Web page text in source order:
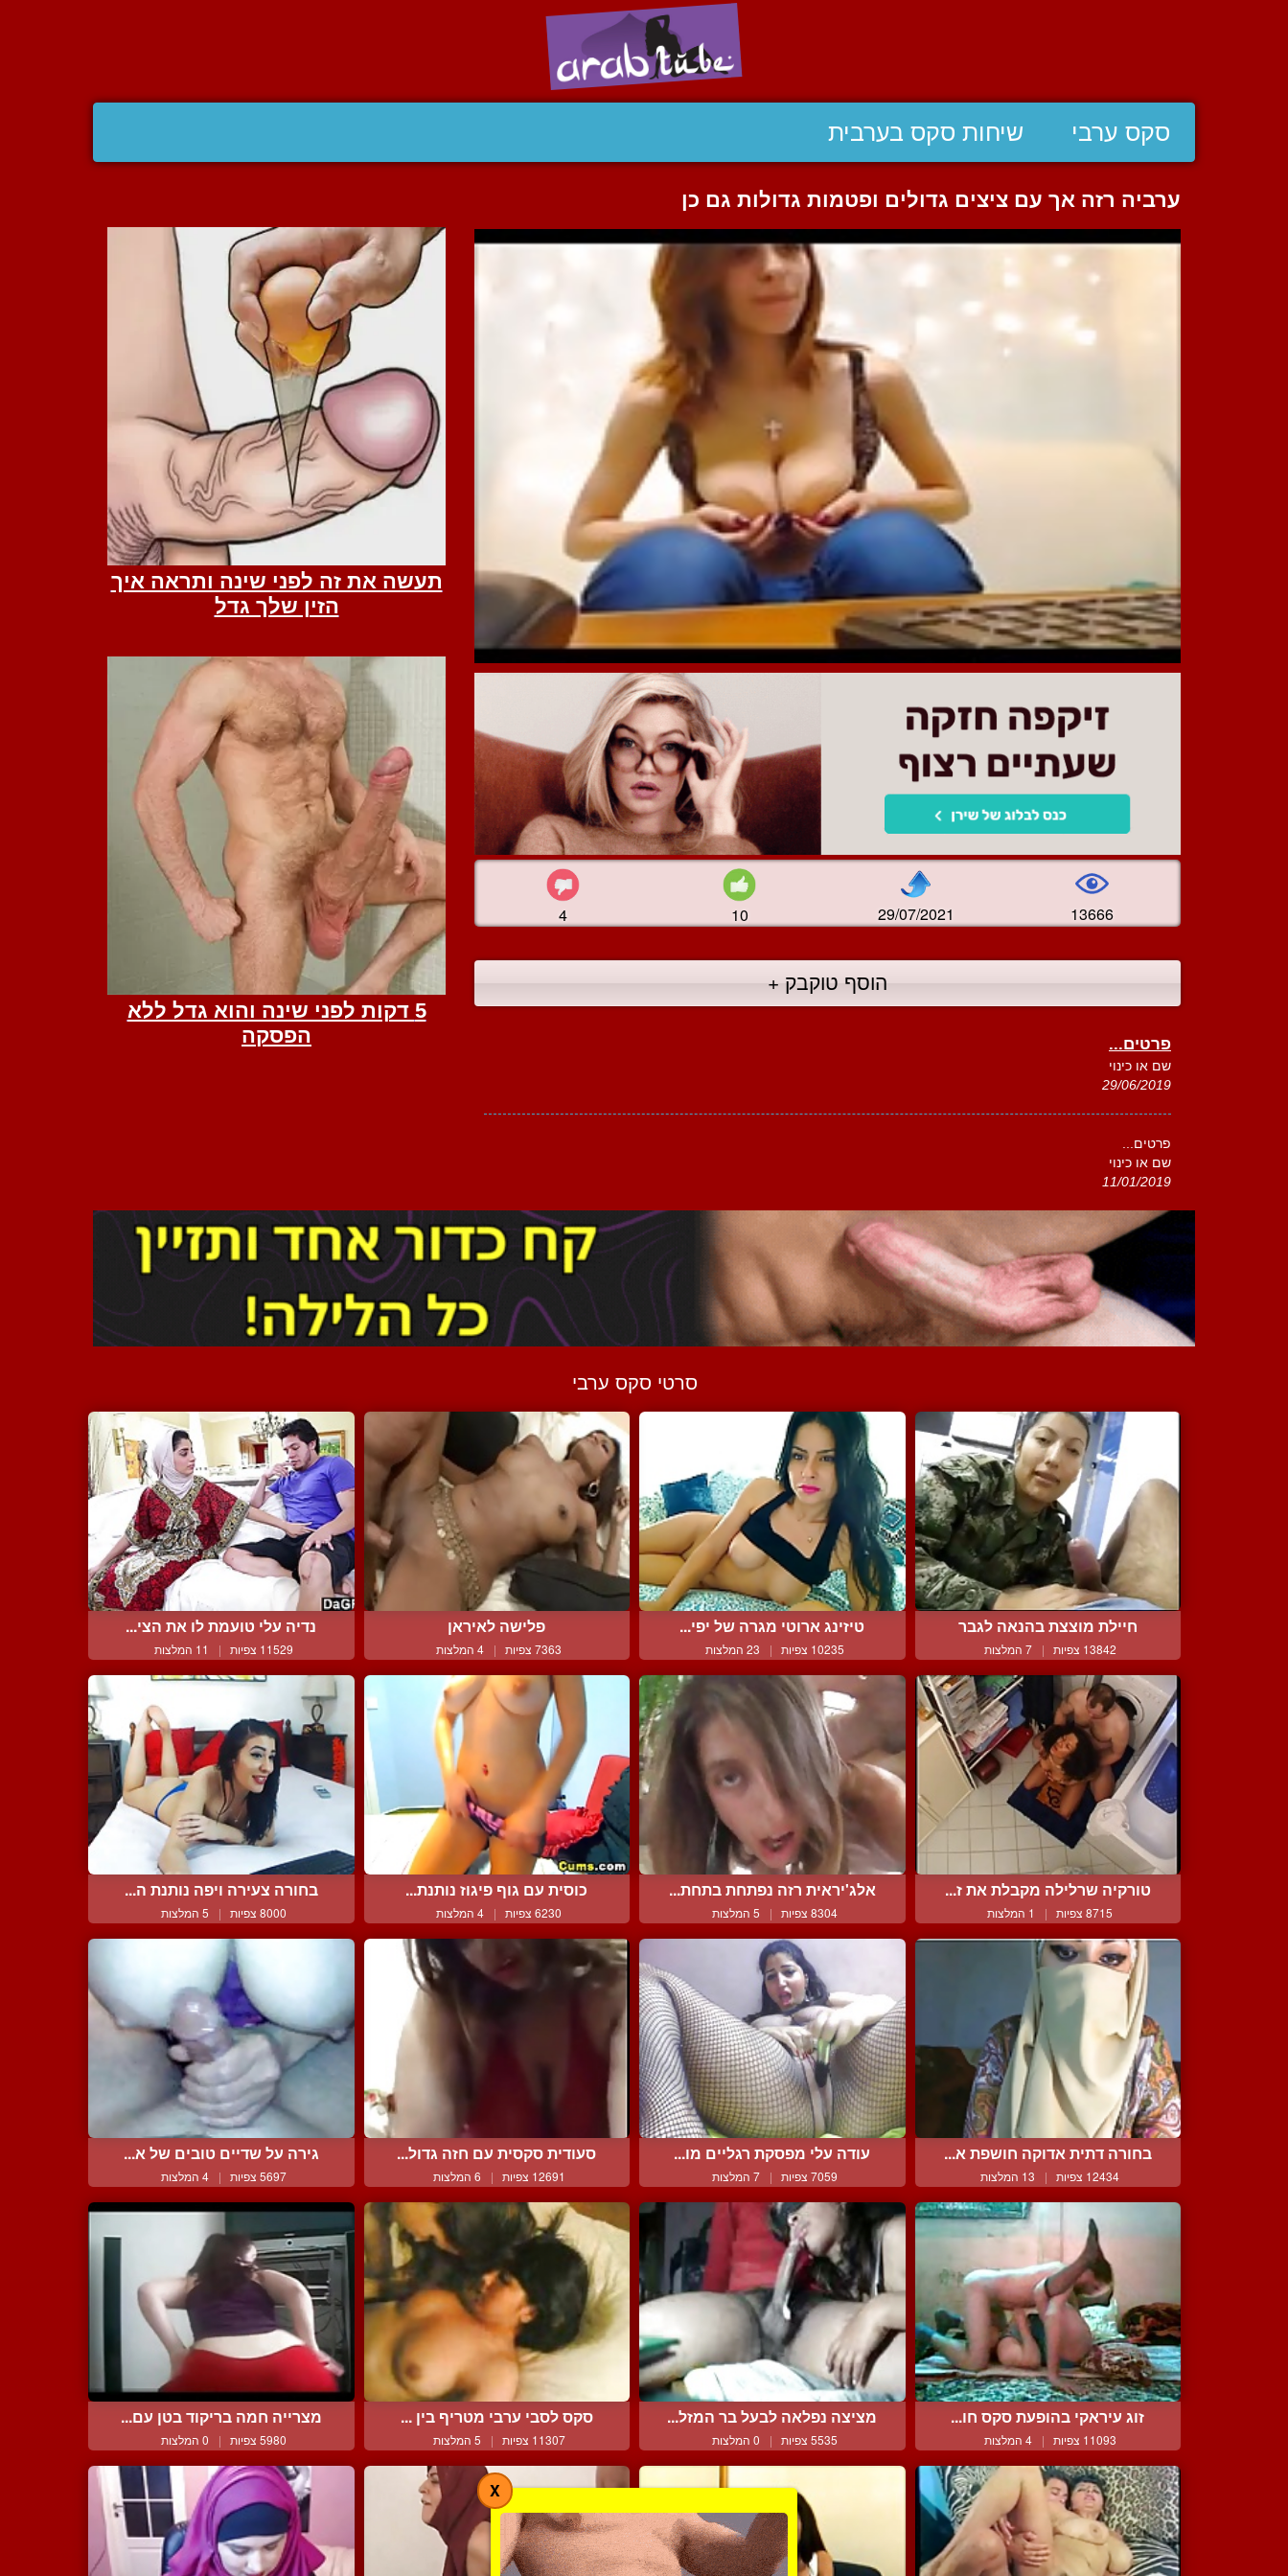
סקס ערבי שיחות סקס בערבית
ערביה רזה אך עם ציצים גדולים ופטמות גדולות גם כן
4 10 29/07/2021 13666
הוסף טוקבק +
פרטים...
שם או כינוי
29/06/2019
פרטים...
שם או כינוי
11/01/2019
סרטי סקס ערבי
חיילת מוצצת בהנאה לגבר
13842 צפיות | 7 המלצות
טיזינג ארוטי מגרה של יפי...
10235 צפיות | 23 המלצות
פלישה לאיראן
7363 צפיות | 4 המלצות
נדיה עלי טועמת לו את הצי...
11529 צפיות | 11 המלצות
טורקיה שרלילה מקבלת את ז...
8715 צפיות | 1 המלצות
אלג'יראית רזה נפתחת בתחת...
8304 צפיות | 5 המלצות
כוסית עם גוף פיגוז נותנת...
6230 צפיות | 4 המלצות
בחורה צעירה ויפה נותנת ה...
8000 צפיות | 5 המלצות
בחורה דתית אדוקה חושפת א...
12434 צפיות | 13 המלצות
עודה עלי מפסקת רגליים מו...
7059 צפיות | 7 המלצות
סעודית סקסית עם חזה גדול...
12691 צפיות | 6 המלצות
גירה על שדיים טובים של א...
5697 צפיות | 4 המלצות
זוג עיראקי בהופעת סקס חו...
11093 צפיות | 4 המלצות
מציצה נפלאה לבעל בר המזל...
5535 צפיות | 0 המלצות
סקס לסבי ערבי מטריף בין ...
11307 צפיות | 5 המלצות
מצרייה חמה בריקוד בטן עם...
5980 צפיות | 0 המלצות
X